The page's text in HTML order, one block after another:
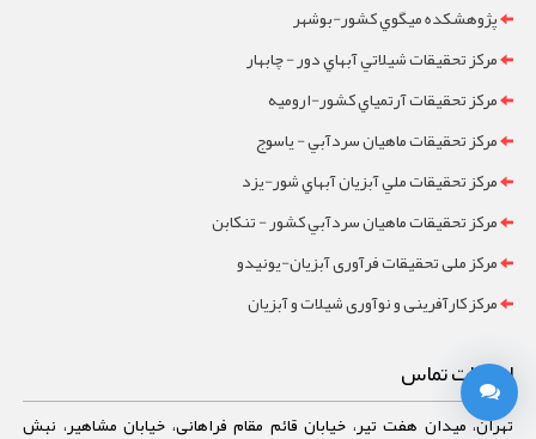
پژوهشکده ميگوي کشور-بوشهر
مرکز تحقيقات شيلاتي آبهاي دور - چابهار
مرکز تحقيقات آرتمياي کشور-ارومیه
مرکز تحقيقات ماهيان سردآبي - ياسوج
مرکز تحقيقات ملي آبزيان آبهاي شور-یزد
مرکز تحقيقات ماهيان سردآبي کشور - تنکابن
مرکز ملی تحقیقات فرآوری آبزیان-یونیدو
مرکز کارآفرینی و نوآوری شیلات و آبزیان
اطلاعات تماس
تهران، میدان هفت تیر، خیابان قائم مقام فراهانی، خیابان مشاهیر، نبش